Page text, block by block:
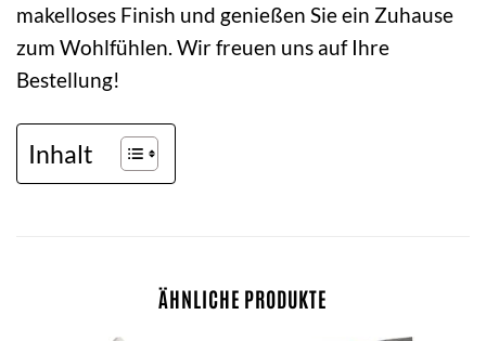
makelloses Finish und genießen Sie ein Zuhause
zum Wohlfühlen. Wir freuen uns auf Ihre
Bestellung!
Inhalt
ÄHNLICHE PRODUKTE